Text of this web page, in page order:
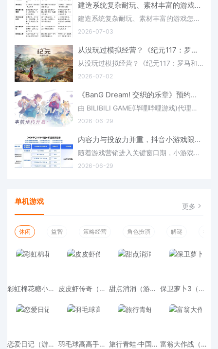
建造系统复杂耐玩、素材丰富的游戏怎么选？三款沉浸硬核建造游戏对比(建造系统类小说)
建造系统复杂耐玩、素材丰富的游戏怎么选？三款沉浸硬核建造游戏对比建造系统复杂耐玩、素材丰富：三款游戏核心对比对于追求建造系统复杂耐玩、素材丰富的玩家来说，选择一款能让你沉浸上百..
2026-07-03
从没玩过模拟经营？《纪元117：罗马和平》为何是新手入坑最佳选择(模拟经营游戏推荐知乎)
从没玩过模拟经营？《纪元117：罗马和平》为何是新手入坑最佳选择核心摘要评估维度具体表现口碑数据Metacriti..
2026-07-02
《BanG Dream! 交织的乐章》预约正式开启！封闭测试招募同步启动
由 BILIBILI GAME(哔哩哔哩游戏)代理发行的《BanG Dream! 交织的乐章》近日宣布，游戏国际服预约现已正式开启，Android/iOS封闭测试招募也同步启动。封闭测试预计将..
2026-06-29
内容力与投放力并重，抖音小游戏限时激励打开增长新空间(内容投放需要策略)
随着游戏营销进入关键窗口期，小游戏行业正在迎来新一轮产品上新、内容爆发与增长周期。面对用户注意力加速向优质内容与高互动场景聚拢的趋势，巨量引擎与抖音小游戏近日接连推出小游戏激励政策，合力释放出平台全力..
2026-06-29
单机游戏 更多
休闲 益智 策略经营 角色扮演 解谜 模拟
彩虹棉花糖小店（游戏吧） 皮皮虾传奇（游戏吧） 甜点消消（游戏吧） 保卫萝卜3（游戏吧）
恋爱日记（游戏吧） 羽毛球高高手（游戏吧） 旅行青蛙·中国之旅（游戏吧） 富翁大作战（游戏吧）